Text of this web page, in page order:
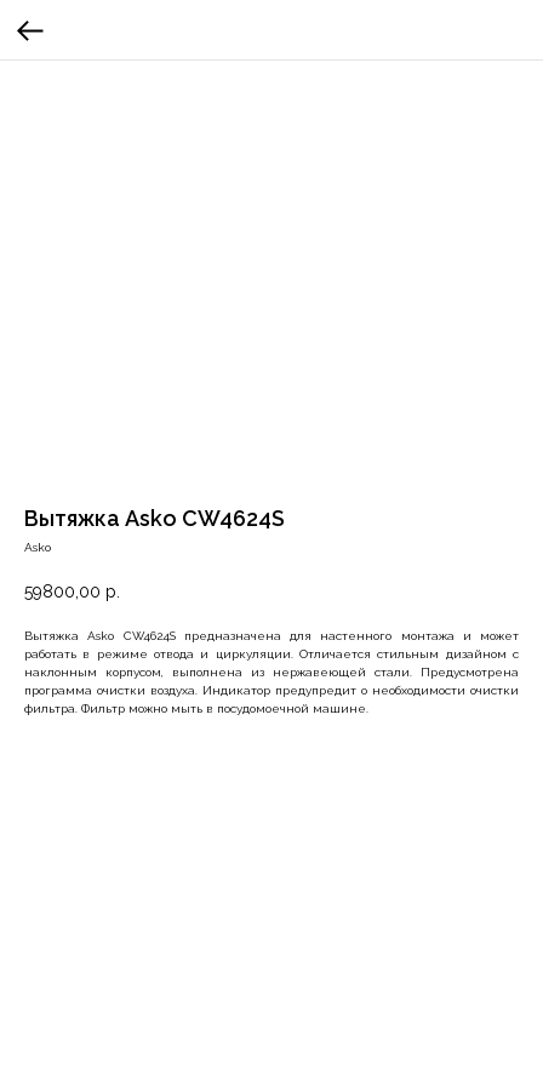
Вытяжка Asko CW4624S
Asko
59800,00 р.
Вытяжка Asko CW4624S предназначена для настенного монтажа и может
работать в режиме отвода и циркуляции. Отличается стильным дизайном с
наклонным корпусом, выполнена из нержавеющей стали. Предусмотрена
программа очистки воздуха. Индикатор предупредит о необходимости очистки
фильтра. Фильтр можно мыть в посудомоечной машине.